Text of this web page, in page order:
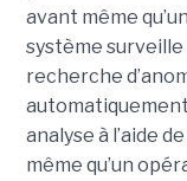
avant même
système surveille
recherche
analyse à l’aide
même qu’un